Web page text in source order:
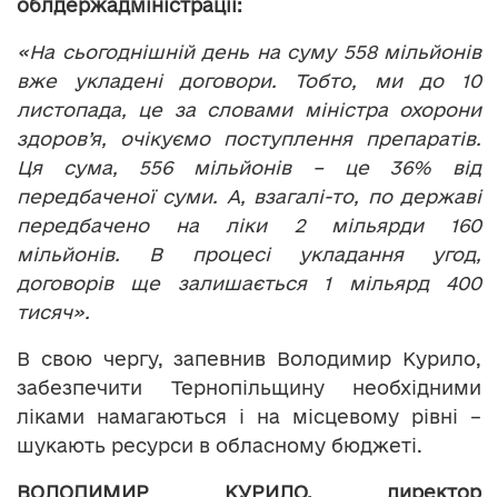
облдержадміністрації:
«На сьогоднішній день на суму 558 мільйонів
вже укладені договори. Тобто, ми до 10
листопада, це за словами міністра охорони
здоров’я, очікуємо поступлення препаратів.
Ця сума, 556 мільйонів – це 36% від
передбаченої суми. А, взагалі-то, по державі
передбачено на ліки 2 мільярди 160
мільйонів. В процесі укладання угод,
договорів ще залишається 1 мільярд 400
тисяч».
В свою чергу, запевнив Володимир Курило,
забезпечити Тернопільщину необхідними
ліками намагаються і на місцевому рівні –
шукають ресурси в обласному бюджеті.
ВОЛОДИМИР КУРИЛО, директор